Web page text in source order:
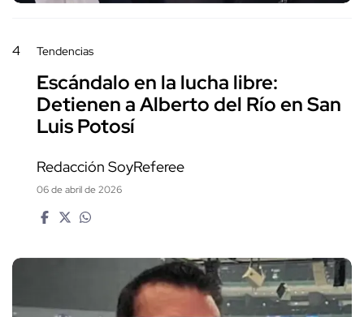
4 Tendencias
Escándalo en la lucha libre:
Detienen a Alberto del Río en San
Luis Potosí
Redacción SoyReferee
06 de abril de 2026